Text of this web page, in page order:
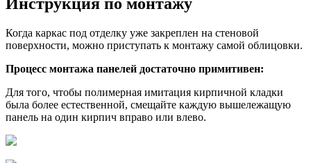
Когда каркас под отделку уже закреплен на стеновой
поверхности, можно приступать к монтажу самой облицовки.
Процесс монтажа панелей достаточно примитивен:
Для того, чтобы полимерная имитация кирпичной кладки
была более естественной, смещайте каждую вышележащую
панель на один кирпич вправо или влево.